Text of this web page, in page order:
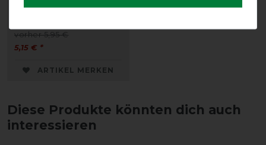
für Kreuzbegurtung - 2er
vorher 5,95 €
5,15 € *
ARTIKEL MERKEN
Diese Produkte könnten dich auch
interessieren